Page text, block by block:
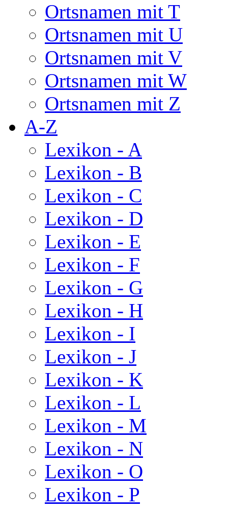
Ortsnamen mit T
Ortsnamen mit U
Ortsnamen mit V
Ortsnamen mit W
Ortsnamen mit Z
A-Z
Lexikon - A
Lexikon - B
Lexikon - C
Lexikon - D
Lexikon - E
Lexikon - F
Lexikon - G
Lexikon - H
Lexikon - I
Lexikon - J
Lexikon - K
Lexikon - L
Lexikon - M
Lexikon - N
Lexikon - O
Lexikon - P